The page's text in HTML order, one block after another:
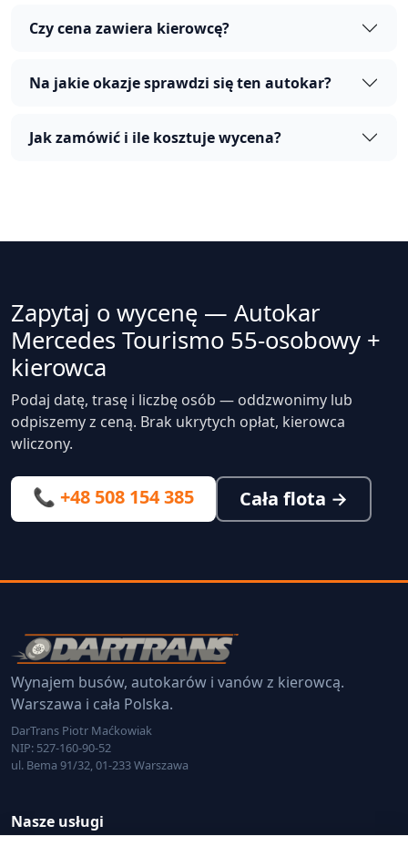
Czy cena zawiera kierowcę?
Na jakie okazje sprawdzi się ten autokar?
Jak zamówić i ile kosztuje wycena?
Zapytaj o wycenę — Autokar
Mercedes Tourismo 55-osobowy +
kierowca
Podaj datę, trasę i liczbę osób — oddzwonimy lub
odpiszemy z ceną. Brak ukrytych opłat, kierowca
wliczony.
📞 +48 508 154 385 Cała flota →
Wynajem busów, autokarów i vanów z kierowcą.
Warszawa i cała Polska.
DarTrans Piotr Maćkowiak
NIP: 527-160-90-52
ul. Bema 91/32, 01-233 Warszawa
Nasze usługi